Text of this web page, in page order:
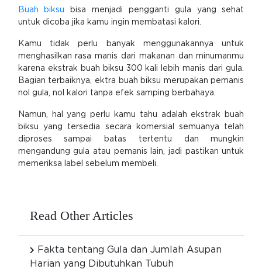
Buah biksu
bisa menjadi pengganti gula yang sehat
untuk dicoba jika kamu ingin membatasi kalori.
Kamu tidak perlu banyak menggunakannya untuk
menghasilkan rasa manis dari makanan dan minumanmu
karena ekstrak buah biksu 300 kali lebih manis dari gula.
Bagian terbaiknya, ektra buah biksu merupakan pemanis
nol gula, nol kalori tanpa efek samping berbahaya.
Namun, hal yang perlu kamu tahu adalah ekstrak buah
biksu yang tersedia secara komersial semuanya telah
diproses sampai batas tertentu dan mungkin
mengandung gula atau pemanis lain, jadi pastikan untuk
memeriksa label sebelum membeli.
Read Other Articles
Fakta tentang Gula dan Jumlah Asupan
Harian yang Dibutuhkan Tubuh